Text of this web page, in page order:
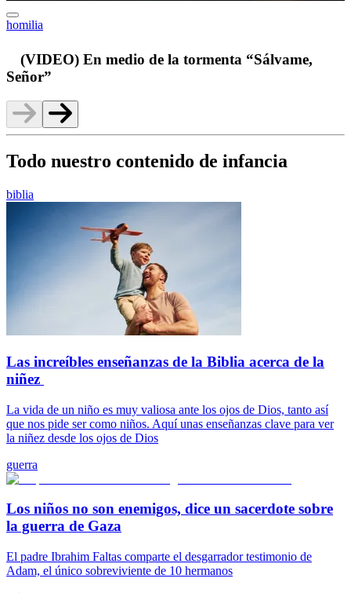
homilia
(VIDEO) En medio de la tormenta “Sálvame,
Señor”
Todo nuestro contenido de infancia
biblia
Las increíbles enseñanzas de la Biblia acerca de la
niñez
La vida de un niño es muy valiosa ante los ojos de Dios, tanto así
que nos pide ser como niños. Aquí unas enseñanzas clave para ver
la niñez desde los ojos de Dios
guerra
Los niños no son enemigos, dice un sacerdote sobre
la guerra de Gaza
El padre Ibrahim Faltas comparte el desgarrador testimonio de
Adam, el único sobreviviente de 10 hermanos